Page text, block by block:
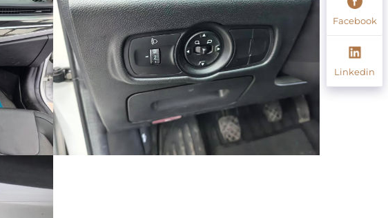
Facebook
Linkedin